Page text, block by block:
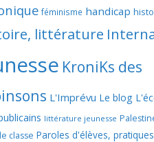
féminisme handicap
littérature
KroniKs des
L'Imprévu Le blog
littérature jeunesse
classe Paroles d'élèves,